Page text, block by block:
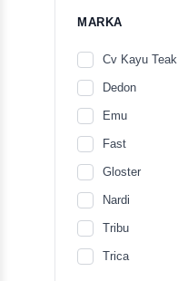
MARKA
Cv Kayu Teak
Dedon
Emu
Fast
Gloster
Nardi
Tribu
Trica